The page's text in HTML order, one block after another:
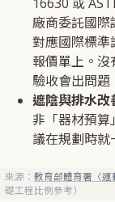
廠商委託國際
對應國際標準
報價單上。沒
驗收會出問題
遮陰與排水改
非「器材預算
議在規劃時就
來源： 教育部體育署〈運
礎工程比例參考）